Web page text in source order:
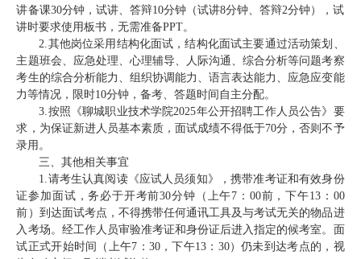
讲备课30分钟，试讲、答辩10分钟（试讲8分钟、答辩2分钟），试
讲时要求使用板书，无需准备PPT。
2.其他岗位采用结构化面试，结构化面试主要通过活动策划、
主题班会、应急处理、心理辅导、人际沟通、综合分析等问题考察
考生的综合分析能力、组织协调能力、语言表达能力、应急应变能
力等情况，限时10分钟，备考、答题时间自主分配。
3.按照《聊城职业技术学院2025年公开招聘工作人员公告》要
求，为保证新进人员基本素质，面试成绩不得低于70分，否则不予
录用。
三、其他相关事宜
1.请考生认真阅读《应试人员须知》，携带准考证和有效身份
证参加面试，务必于开考前30分钟（上午7：00前，下午13：00
前）到达面试考点，不得携带任何通讯工具及与考试无关的物品进
入考场。经工作人员审验准考证和身份证后进入指定的候考室。面
试正式开始时间（上午7：30，下午13：30）仍未到达考点的，视